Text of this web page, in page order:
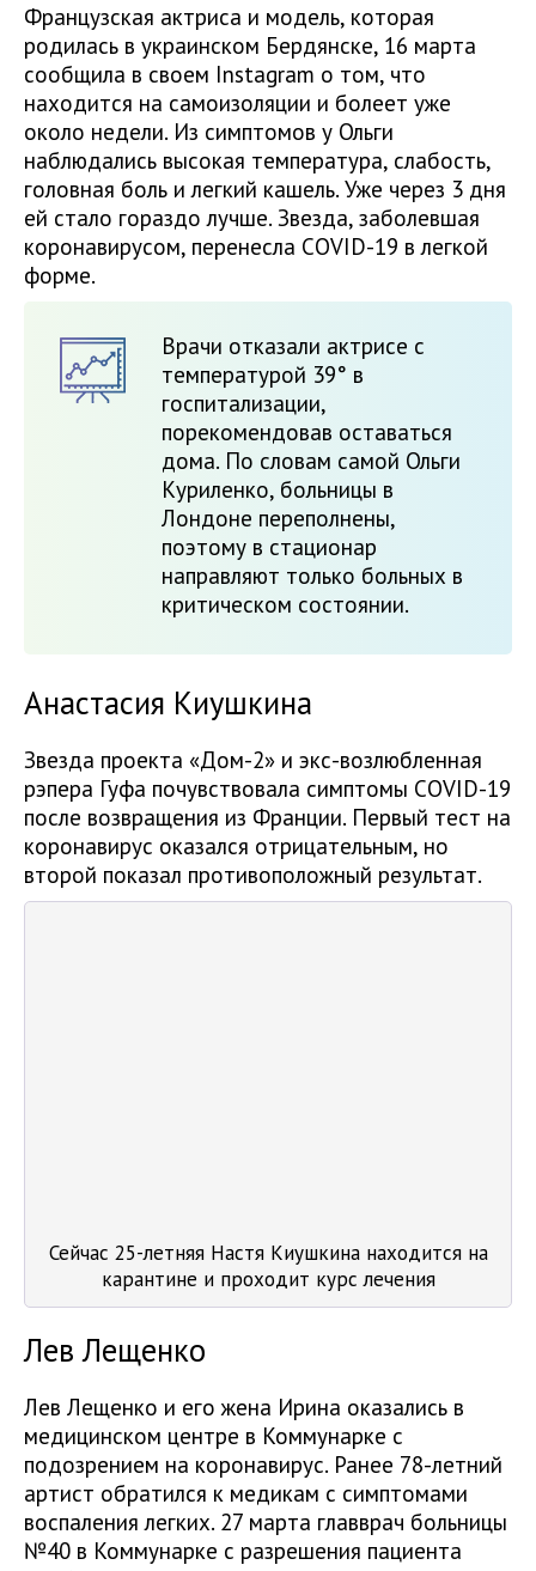
Французская актриса и модель, которая
родилась в украинском Бердянске, 16 марта
сообщила в своем Instagram о том, что
находится на самоизоляции и болеет уже
около недели. Из симптомов у Ольги
наблюдались высокая температура, слабость,
головная боль и легкий кашель. Уже через 3 дня
ей стало гораздо лучше. Звезда, заболевшая
коронавирусом, перенесла COVID-19 в легкой
форме.
Врачи отказали актрисе с
температурой 39° в
госпитализации,
порекомендовав оставаться
дома. По словам самой Ольги
Куриленко, больницы в
Лондоне переполнены,
поэтому в стационар
направляют только больных в
критическом состоянии.
Анастасия Киушкина
Звезда проекта «Дом-2» и экс-возлюбленная
рэпера Гуфа почувствовала симптомы COVID-19
после возвращения из Франции. Первый тест на
коронавирус оказался отрицательным, но
второй показал противоположный результат.
Сейчас 25-летняя Настя Киушкина находится на
карантине и проходит курс лечения
Лев Лещенко
Лев Лещенко и его жена Ирина оказались в
медицинском центре в Коммунарке с
подозрением на коронавирус. Ранее 78-летний
артист обратился к медикам с симптомами
воспаления легких. 27 марта главврач больницы
№40 в Коммунарке с разрешения пациента